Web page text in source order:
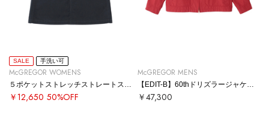
SALE 手洗い可
McGREGOR WOMENS
５ポケットストレッチストレートスカート
￥12,650 50%OFF
McGREGOR MENS
【EDIT-B】60thドリズラージャケット
￥47,300